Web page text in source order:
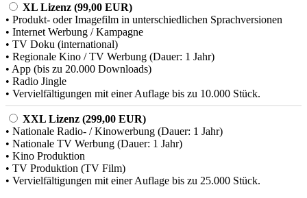
XL Lizenz (99,00 EUR)
• Produkt- oder Imagefilm in unterschiedlichen Sprachversionen
• Internet Werbung / Kampagne
• TV Doku (international)
• Regionale Kino / TV Werbung (Dauer: 1 Jahr)
• App (bis zu 20.000 Downloads)
• Radio Jingle
• Vervielfältigungen mit einer Auflage bis zu 10.000 Stück.
XXL Lizenz (299,00 EUR)
• Nationale Radio- / Kinowerbung (Dauer: 1 Jahr)
• Nationale TV Werbung (Dauer: 1 Jahr)
• Kino Produktion
• TV Produktion (TV Film)
• Vervielfältigungen mit einer Auflage bis zu 25.000 Stück.